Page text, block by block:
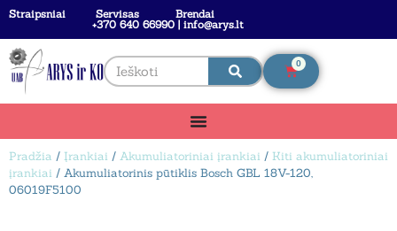
Straipsniai Servisas
Brendai
+370 640 66990 | info@arys.lt
0
Pradžia / Įrankiai / Akumuliatoriniai įrankiai / Kiti akumuliatoriniai
įrankiai / Akumuliatorinis pūtiklis Bosch GBL 18V-120,
06019F5100